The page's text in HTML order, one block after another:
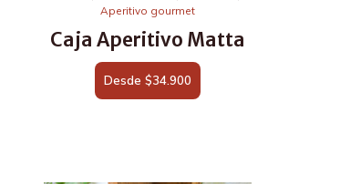
Aperitivo gourmet
Caja Aperitivo Matta
Desde$34.900